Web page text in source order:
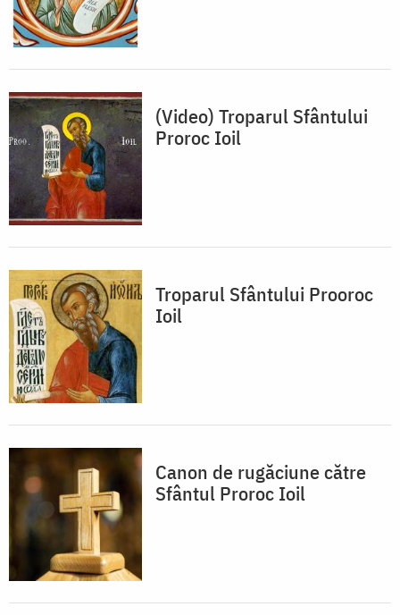
(Video) Troparul Sfântului
Proroc Ioil
Troparul Sfântului Prooroc
Ioil
Canon de rugăciune către
Sfântul Proroc Ioil